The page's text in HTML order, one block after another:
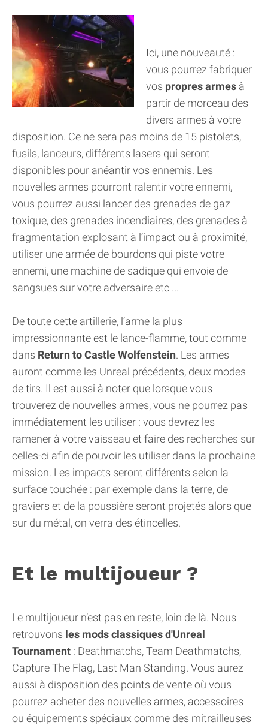
Ici, une nouveauté :
vous pourrez fabriquer
vos propres armes à
partir de morceau des
divers armes à votre
disposition. Ce ne sera pas moins de 15 pistolets,
fusils, lanceurs, différents lasers qui seront
disponibles pour anéantir vos ennemis. Les
nouvelles armes pourront ralentir votre ennemi,
vous pourrez aussi lancer des grenades de gaz
toxique, des grenades incendiaires, des grenades à
fragmentation explosant à l’impact ou à proximité,
utiliser une armée de bourdons qui piste votre
ennemi, une machine de sadique qui envoie de
sangsues sur votre adversaire etc ...
De toute cette artillerie, l’arme la plus
impressionnante est le lance-flamme, tout comme
dans Return to Castle Wolfenstein. Les armes
auront comme les Unreal précédents, deux modes
de tirs. Il est aussi à noter que lorsque vous
trouverez de nouvelles armes, vous ne pourrez pas
immédiatement les utiliser : vous devrez les
ramener à votre vaisseau et faire des recherches sur
celles-ci afin de pouvoir les utiliser dans la prochaine
mission. Les impacts seront différents selon la
surface touchée : par exemple dans la terre, de
graviers et de la poussière seront projetés alors que
sur du métal, on verra des étincelles.
Et le multijoueur ?
Le multijoueur n’est pas en reste, loin de là. Nous
retrouvons les mods classiques d'Unreal
Tournament : Deathmatchs, Team Deathmatchs,
Capture The Flag, Last Man Standing. Vous aurez
aussi à disposition des points de vente où vous
pourrez acheter des nouvelles armes, accessoires
ou équipements spéciaux comme des mitrailleuses